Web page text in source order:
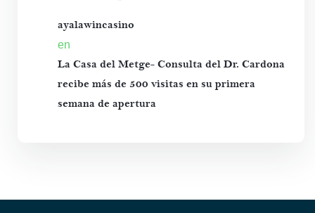
ayalawincasino
en
La Casa del Metge- Consulta del Dr. Cardona
recibe más de 500 visitas en su primera
semana de apertura